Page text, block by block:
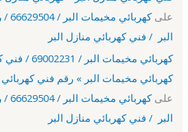
على
البر / فني كهربائي منازل البر
كهربائي
كهربائي مخيمات البر » رقم فني كهربائي / 69002231 /
على
البر / فني كهربائي منازل البر